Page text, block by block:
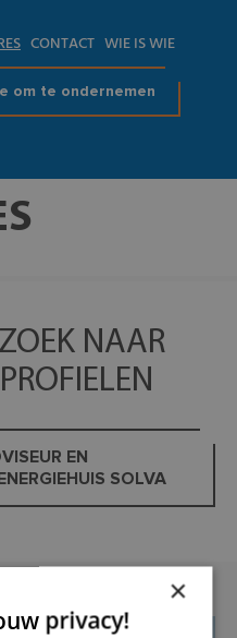
CONTACT WIE IS WIE
om te ondernemen
NAAR
EN
SOLVA
×
privacy!